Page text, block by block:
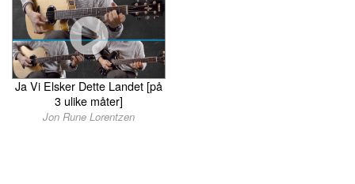
Ja Vi Elsker Dette Landet [på
3 ulike måter]
Jon Rune Lorentzen